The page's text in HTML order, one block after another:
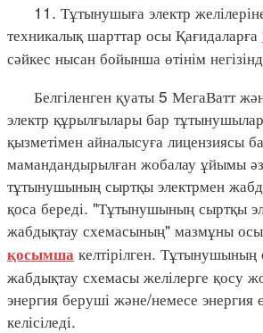
11. Тұтынушыға электр
техникалық шарттар осы Қағидаларға
сәйкес нысан бойынша өтінім
Белгіленген қуаты 5 МегаВатт
электр құрылғылары бар
қызметімен айналысуға лицензиясы
мамандандырылған жобалау ұйымы
тұтынушының сыртқы электрмен
қоса береді. "Тұтынушының сыртқы
жабдықтау схемасының" мазмұны осы
қосымша келтірілген.
жабдықтау схемасы желілерге қосу
энергия беруші және/немесе
келісіледі.